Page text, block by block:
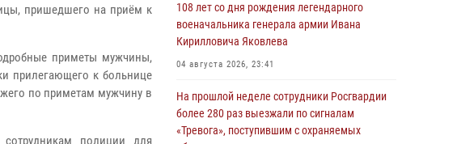
пришедшего на приём к
приметы мужчины,
прилегающего к больнице
по приметам мужчину в
полиции для
108 лет со дня рождения легендарного
военачальника генерала армии Ивана
Кирилловича Яковлева
04 августа 2026, 23:41
На прошлой неделе сотрудники Росгвардии
более 280 раз выезжали по сигналам
«Тревога», поступившим с охраняемых